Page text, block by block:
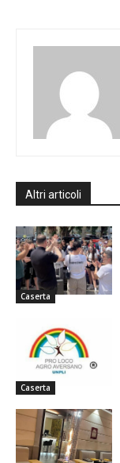
Altri articoli
Caserta
Caserta